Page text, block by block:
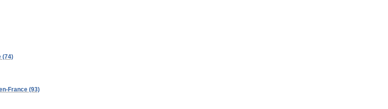
(74)
France (93)